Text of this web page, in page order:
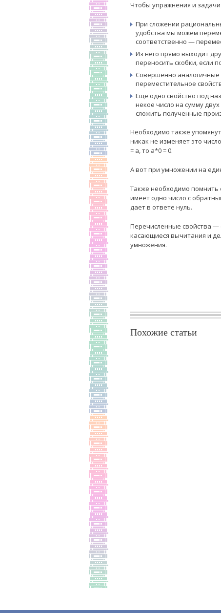
Чтобы упражнения и
При сложении
удобства мы можем
соответственно —
Из него прямо выходит
переносить скобки, если
Совершенно аналогичные
переместительное
Еще одно свойство под
некое число на сумму
сложить полученные
Необходимо также
никак не изменяет это
= а, то а*0 = 0.
А вот при умножении на
Также необходимо помнить
имеет одно число с
дает в ответе нуль.
Перечисленные свойства
касающиеся вычитания и
умножения.
Похожие статьи